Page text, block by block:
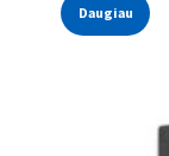
Daugiau